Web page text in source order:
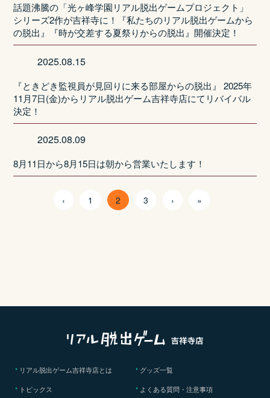
話題沸騰の「光ヶ峰学園リアル脱出ゲームプロジェクト」
シリーズ2作が吉祥寺に！『私たちのリアル脱出ゲームから
の脱出』『時が交差する夏祭りからの脱出』開催決定！
2025.08.15
『ときどき監視員が見回りに来る部屋からの脱出』 2025年
11月7日(金)からリアル脱出ゲーム吉祥寺店にてリバイバル
決定！
2025.08.09
8月11日から8月15日は朝から営業いたします！
‹ 1 2 3 › »
リアル脱出ゲーム吉祥寺店とは グッズ一覧
トピックス よくある質問・注意事項